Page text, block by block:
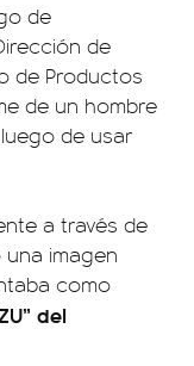
de
de
de Productos
de un hombre
de usar
a través de
imagen
como
del